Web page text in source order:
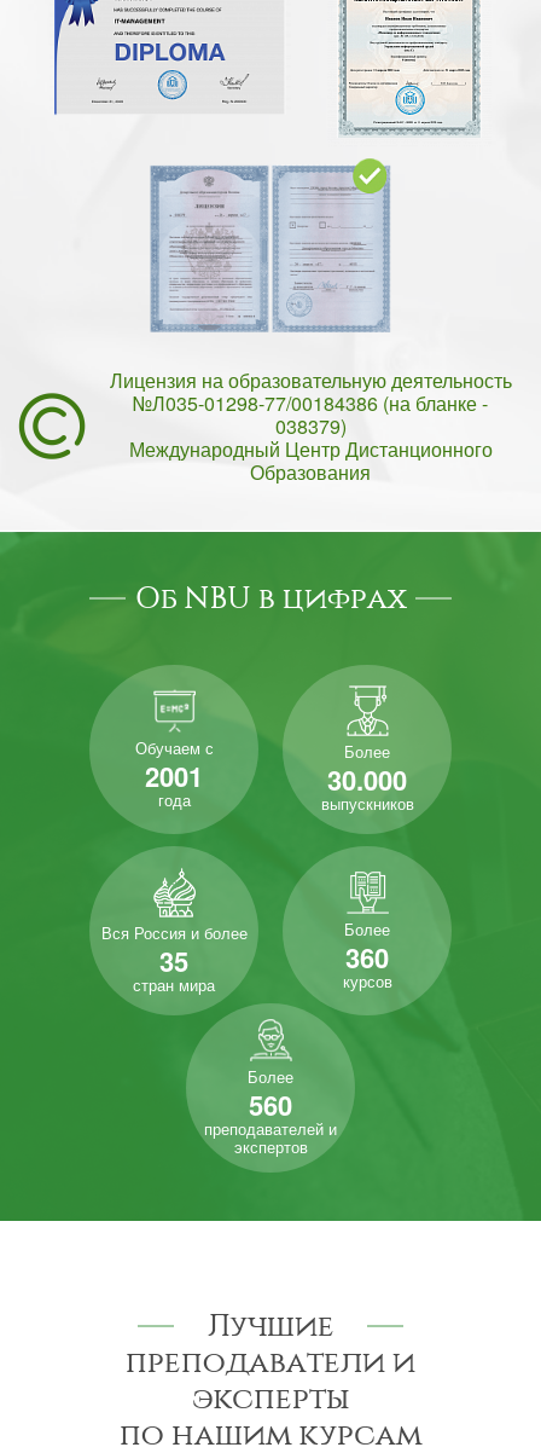
Лицензия на образовательную деятельность
№Л035-01298-77/00184386 (на бланке -
038379)
Международный Центр Дистанционного
Образования
Об NBU в цифрах
Обучаем с
2001
года
Более
30.000
выпускников
Вся Россия и более
35
стран мира
Более
360
курсов
Более
560
преподавателей и
экспертов
Лучшие
преподаватели и
эксперты
по нашим курсам